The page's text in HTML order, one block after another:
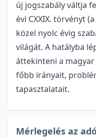
új jogszabály váltja
évi CXXIX. törvényt
közel nyolc évig
világát. A hatályba
áttekinteni a
főbb irányait,
tapasztalatait.
Mérlegelés az